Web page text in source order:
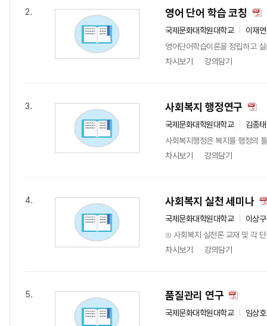
2. 영어 단어 학습 코칭
국제문화대학원대학교
이재연
영어단어학습이론을 정립하고
차시보기
강의담기
3. 사회복지 행정연구
국제문화대학원대학교
김종태
사회복지행정은 복지를 행정의
차시보기
강의담기
4. 사회복지 실천 세미나
국제문화대학원대학교
이상구
⊙ 사회복지 실천론 교재 및 각
차시보기
강의담기
5. 품질관리 연구
국제문화대학원대학교
임상호